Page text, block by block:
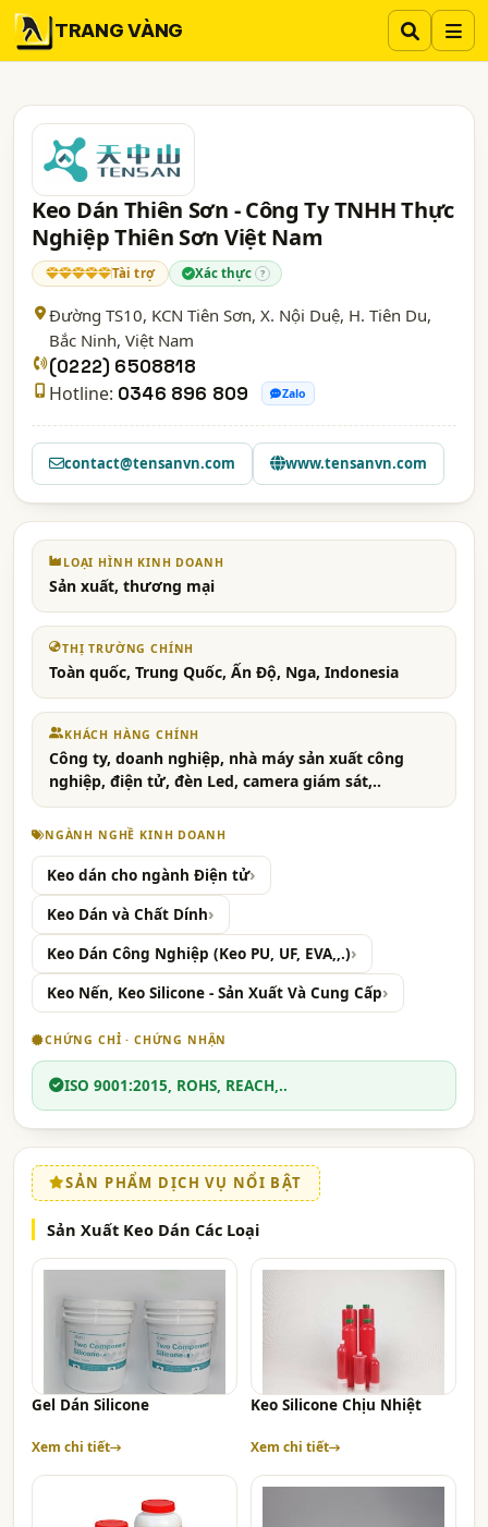
TRANG VÀNG
Keo Dán Thiên Sơn - Công Ty TNHH Thực
Nghiệp Thiên Sơn Việt Nam
Tài trợ Xác thực ?
Đường TS10, KCN Tiên Sơn, X. Nội Duệ, H. Tiên Du,
Bắc Ninh, Việt Nam
(0222) 6508818
Hotline: 0346 896 809 Zalo
contact@tensanvn.com www.tensanvn.com
LOẠI HÌNH KINH DOANH
Sản xuất, thương mại
THỊ TRƯỜNG CHÍNH
Toàn quốc, Trung Quốc, Ấn Độ, Nga, Indonesia
KHÁCH HÀNG CHÍNH
Công ty, doanh nghiệp, nhà máy sản xuất công
nghiệp, điện tử, đèn Led, camera giám sát,..
NGÀNH NGHỀ KINH DOANH
Keo dán cho ngành Điện tử
Keo Dán và Chất Dính
Keo Dán Công Nghiệp (Keo PU, UF, EVA,,.)
Keo Nến, Keo Silicone - Sản Xuất Và Cung Cấp
CHỨNG CHỈ · CHỨNG NHẬN
ISO 9001:2015, ROHS, REACH,..
SẢN PHẨM DỊCH VỤ NỔI BẬT
Sản Xuất Keo Dán Các Loại
Gel Dán Silicone
Xem chi tiết
Keo Silicone Chịu Nhiệt
Xem chi tiết